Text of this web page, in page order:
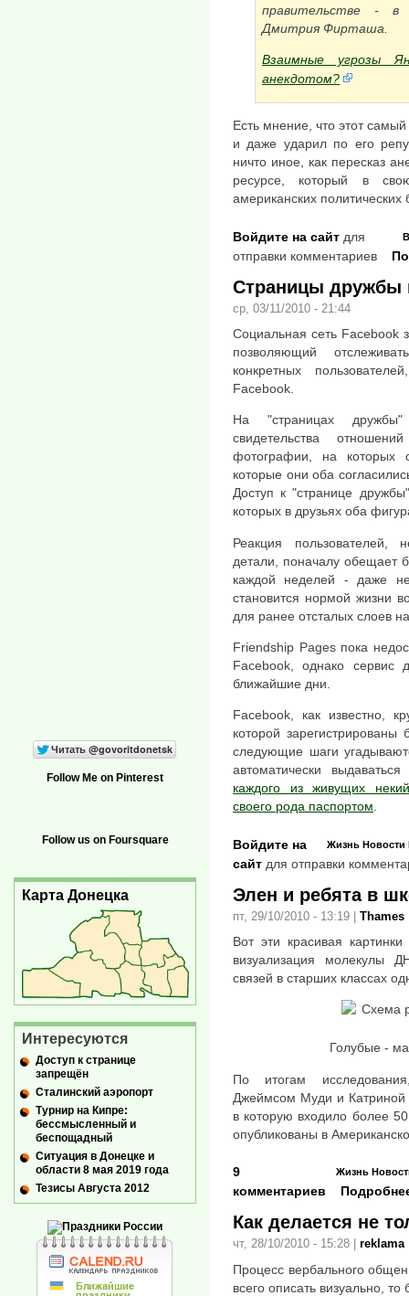
правительстве - в
Дмитрия Фирташа.
Взаимные угрозы
анекдотом?
Есть мнение, что этот
и даже ударил по его
ничто иное, как пересказ
ресурсе, который в
американских политических
Войдите на сайт для
отправки комментариев
Страницы дружбы
ср, 03/11/2010 - 21:44
Социальная сеть Facebook
позволяющий
конкретных
Facebook.
На "страницах
свидетельства
фотографии, на которых
которые они оба
Доступ к "странице
которых в друзьях оба
Реакция
детали, поначалу обещает
каждой неделей - даже
становится нормой жизни
для ранее отсталых слоев
Friendship Pages пока
Facebook, однако сервис
ближайшие дни.
Facebook, как известно,
которой
следующие шаги
автоматически
каждого из живущих
своего рода паспортом.
Жизнь Новости
Войдите на
сайт для отправки
Элен и ребята в
пт, 29/10/2010 - 13:19 Thames
Вот эти красивая
визуализация молекулы
связей в старших классах
Голубые -
По итогам
Джеймсом Муди и Катриной
в которую входило более
опубликованы в
Жизнь
9
комментариев
Как делается не
чт, 28/10/2010 - 15:28 reklama
Процесс вербального
всего описать визуально,
Follow Me on Pinterest
Follow us on Foursquare
Карта Донецка
Интересуются
Доступ к странице
запрещён
Сталинский аэропорт
Турнир на Кипре:
бессмысленный и
беспощадный
Ситуация в Донецке и
области 8 мая 2019 года
Тезисы Августа 2012